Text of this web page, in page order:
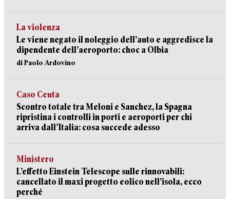
La violenza
Le viene negato il noleggio dell’auto e aggredisce la
dipendente dell’aeroporto: choc a Olbia
di Paolo Ardovino
Caso Ceuta
Scontro totale tra Meloni e Sanchez, la Spagna
ripristina i controlli in porti e aeroporti per chi
arriva dall’Italia: cosa succede adesso
Ministero
L’effetto Einstein Telescope sulle rinnovabili:
cancellato il maxi progetto eolico nell’isola, ecco
perché